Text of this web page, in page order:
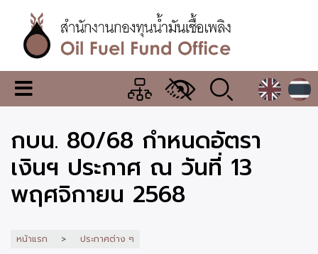
เนื้อหา
หลักสำนักงาน
กองทุน
น้ำมัน
เชื้อ
เพลิง
เมนู
เปลี่ยน
แสดง
ผล
กบน. 80/68 กำหนดอัตรา
เงินฯ ประกาศ ณ วันที่ 13
พฤศจิกายน 2568
หน้าแรก ประกาศต่าง ๆ